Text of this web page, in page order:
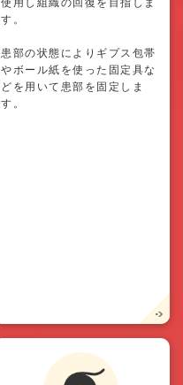
す。
患部の状態によりギプス包帯
やボール紙を使った固定具な
どを用いて患部を固定しま
す。